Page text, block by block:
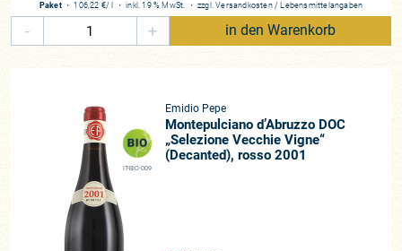
Paket・106,22 €/ l ・inkl. 19 % MwSt. ・ zzgl.Versandkosten / Lebensmittelangaben
- + in den Warenkorb
IT-BIO-009
Emidio Pepe
Montepulciano d’Abruzzo DOC
„Selezione Vecchie Vigne“
(Decanted), rosso 2001